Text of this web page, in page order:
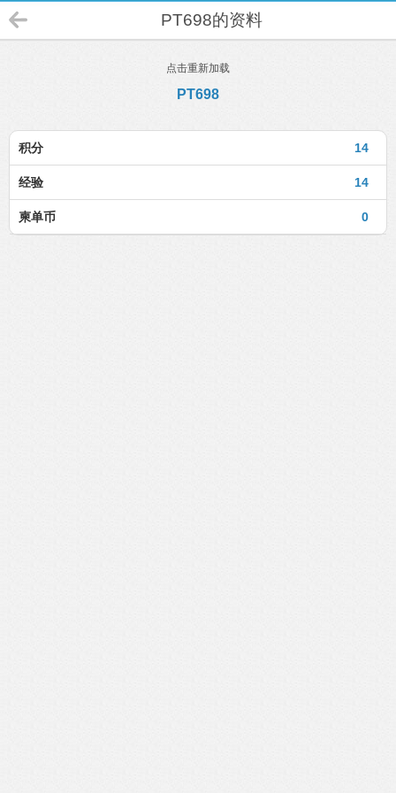
PT698的资料
点击重新加载
PT698
14
积分
14
经验
0
柬单币